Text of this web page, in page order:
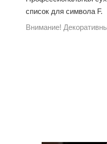
список для символа F.
Внимание!